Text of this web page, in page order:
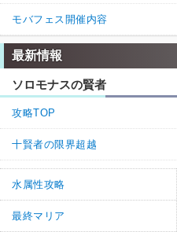
モバフェス開催内容
最新情報
ソロモナスの賢者
攻略TOP
十賢者の限界超越
水属性攻略
最終マリア